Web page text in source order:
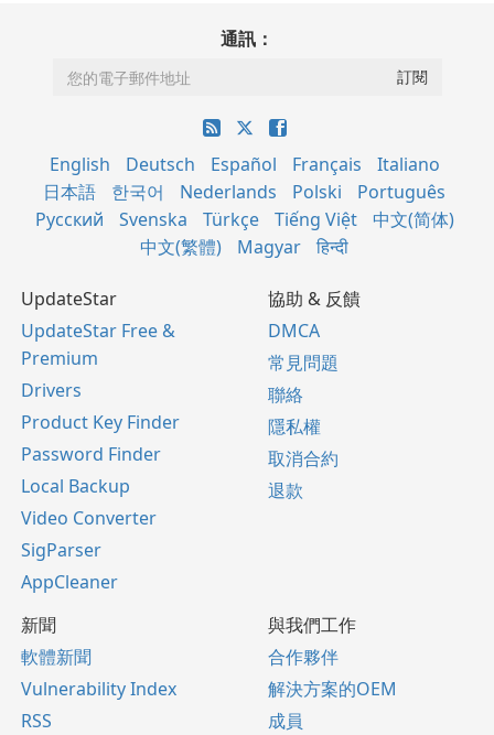
通訊：
English Deutsch Español Français
Italiano
日本語
한국어 Nederlands Polski
Português
Русский
Svenska Türkçe Tiếng Việt
中文(简体)
中文(繁體)
Magyar हिन्दी
UpdateStar
UpdateStar Free &
Premium
Drivers
Product Key Finder
Password Finder
Local Backup
Video Converter
SigParser
AppCleaner
協助 & 反饋
DMCA
常見問題
聯絡
隱私權
取消合約
退款
新聞
軟體新聞
Vulnerability Index
RSS
與我們工作
合作夥伴
解決方案的OEM
成員